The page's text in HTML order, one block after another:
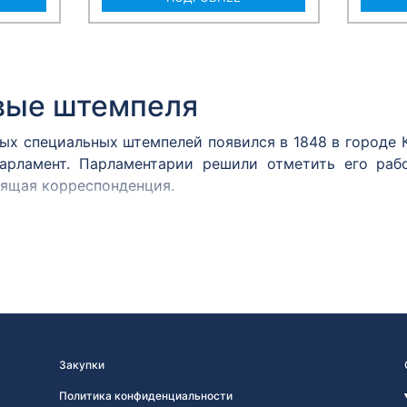
штемпеля
специальных штемпелей появился в 1848 в
Парламентарии решили отметить его
корреспонденция.
им. А.С. Попова хранится оттиск штемпеля,
года.
знаков почтовой оплаты значительно
к новым выпускам, почтовые администрации
Закупки
Политика конфиденциальности